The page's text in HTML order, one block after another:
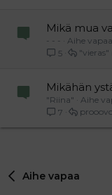
Mikä mua
- - -
Aihe vapaa
5
"vieras"
Mikähän
"Riina"
Aihe
7
Aihe vapaa